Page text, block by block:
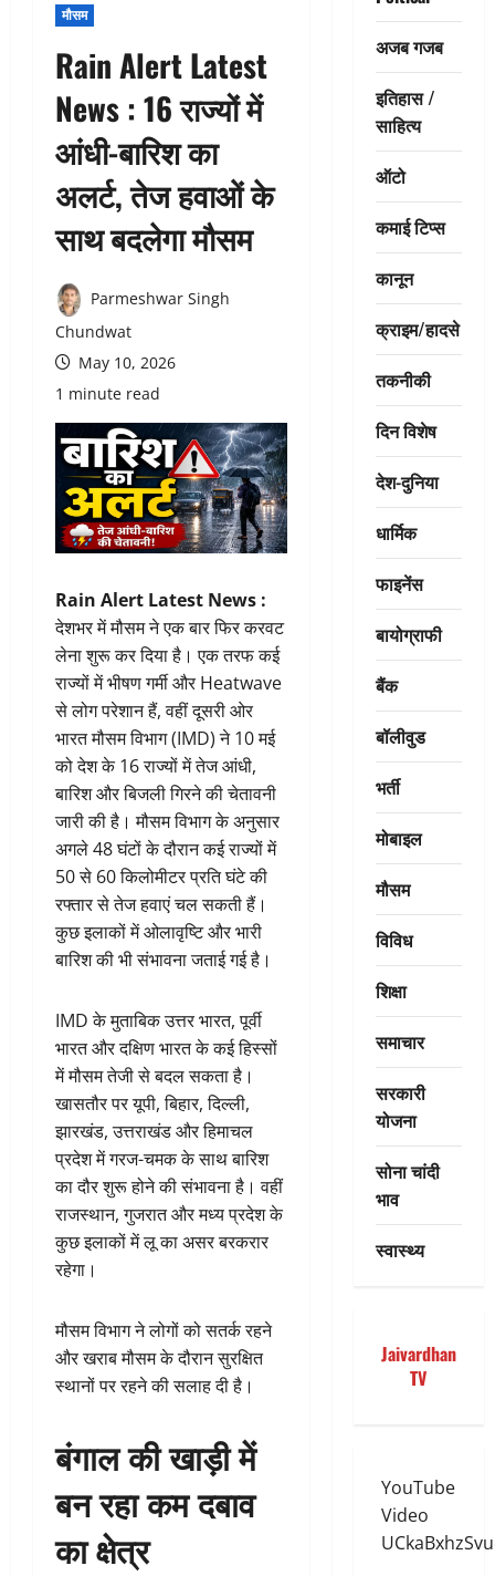
मौसम
Rain Alert Latest
News : 16 राज्यों में
आंधी-बारिश का
अलर्ट, तेज हवाओं के
साथ बदलेगा मौसम
Parmeshwar Singh
Chundwat
May 10, 2026
1 minute read
Rain Alert Latest News :
देशभर में मौसम ने एक बार फिर करवट
लेना शुरू कर दिया है। एक तरफ कई
राज्यों में भीषण गर्मी और Heatwave
से लोग परेशान हैं, वहीं दूसरी ओर
भारत मौसम विभाग (IMD) ने 10 मई
को देश के 16 राज्यों में तेज आंधी,
बारिश और बिजली गिरने की चेतावनी
जारी की है। मौसम विभाग के अनुसार
अगले 48 घंटों के दौरान कई राज्यों में
50 से 60 किलोमीटर प्रति घंटे की
रफ्तार से तेज हवाएं चल सकती हैं।
कुछ इलाकों में ओलावृष्टि और भारी
बारिश की भी संभावना जताई गई है।
IMD के मुताबिक उत्तर भारत, पूर्वी
भारत और दक्षिण भारत के कई हिस्सों
में मौसम तेजी से बदल सकता है।
खासतौर पर यूपी, बिहार, दिल्ली,
झारखंड, उत्तराखंड और हिमाचल
प्रदेश में गरज-चमक के साथ बारिश
का दौर शुरू होने की संभावना है। वहीं
राजस्थान, गुजरात और मध्य प्रदेश के
कुछ इलाकों में लू का असर बरकरार
रहेगा।
मौसम विभाग ने लोगों को सतर्क रहने
और खराब मौसम के दौरान सुरक्षित
स्थानों पर रहने की सलाह दी है।
बंगाल की खाड़ी में
बन रहा कम दबाव
का क्षेत्र
अजब गजब
इतिहास /
साहित्य
ऑटो
कमाई टिप्स
कानून
क्राइम/हादसे
तकनीकी
दिन विशेष
देश-दुनिया
धार्मिक
फाइनेंस
बायोग्राफी
बैंक
बॉलीवुड
भर्ती
मोबाइल
मौसम
विविध
शिक्षा
समाचार
सरकारी
योजना
सोना चांदी
भाव
स्वास्थ्य
Jaivardhan
TV
YouTube
Video